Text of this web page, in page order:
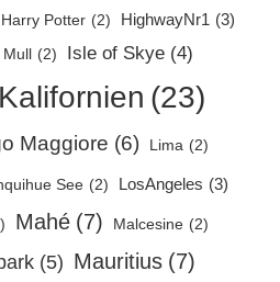
Harry Potter (2) HighwayNr1 (3)
Mull (2) Isle of Skye (4)
Kalifornien (23)
Maggiore (6) Lima (2)
See (2) LosAngeles (3)
Mahé (7) Malcesine (2)
(5) Mauritius (7)